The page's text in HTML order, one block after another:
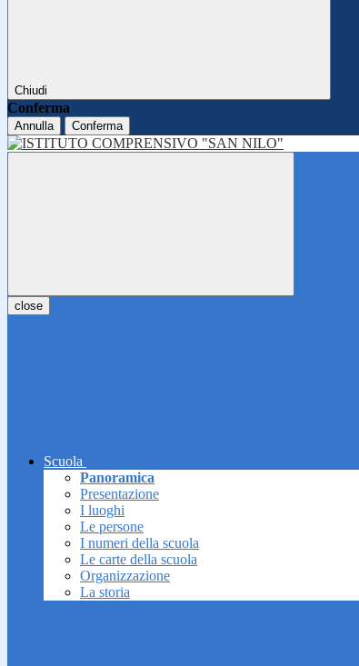
Chiudi
Conferma
Annulla Conferma
close
Scuola
Panoramica
Presentazione
I luoghi
Le persone
I numeri della scuola
Le carte della scuola
Organizzazione
La storia